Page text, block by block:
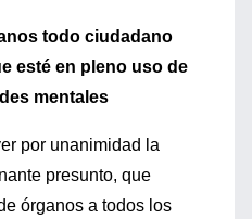
todo ciudadano
esté en pleno uso de
mentales
por unanimidad la
presunto, que
órganos a todos los